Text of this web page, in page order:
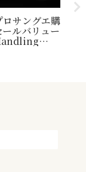
ロサングエ購
ルバリュー